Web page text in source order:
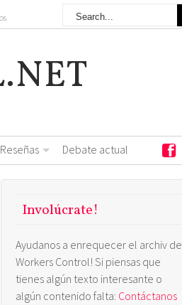
Reseñas Debate actual
Involúcrate!
Ayudanos a enrequecer el archiv de
Workers Control! Si piensas que
tienes algún texto interesante o
algún contenido falta: Contáctanos